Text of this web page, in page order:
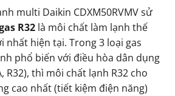
multi Daikin CDXM50RVMV sử
R32 là môi chất làm lạnh thế
nhất hiện tại. Trong 3 loại gas
phổ biến với điều hòa dân dụng
R32), thì môi chất lạnh R32 cho
cao nhất (tiết kiệm điện năng)